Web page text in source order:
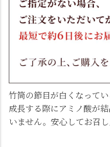
竹筒の節目が白くなって
成長する際にアミノ酸が
いません。安心してお召し